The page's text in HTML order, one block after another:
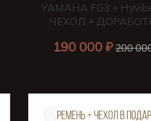
YAMAHA FG3 +
ЧЕХОЛ +
190 000 ₽200